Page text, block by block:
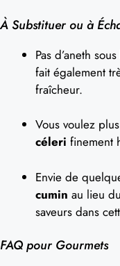
À Substituer ou à
Pas d’aneth
fait également
fraîcheur.
Vous voulez
céleri finement
Envie de
cumin au lieu
saveurs dans
FAQ pour Gourmets